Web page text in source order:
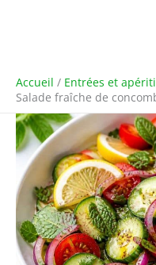
Accueil
Entrées et
Salade fraîche de